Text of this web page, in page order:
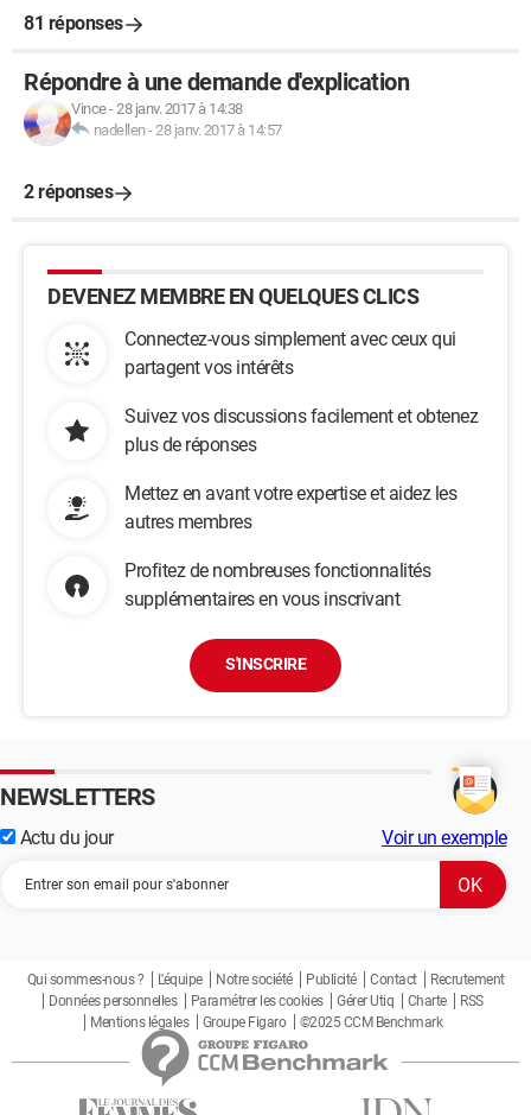
81 réponses
Répondre à une demande d'explication
Vince-28 janv. 2017 à 14:38
nadellen-28 janv. 2017 à 14:57
2 réponses
DEVENEZ MEMBRE EN QUELQUES CLICS
Connectez-vous simplement avec ceux qui
partagent vos intérêts
Suivez vos discussions facilement et obtenez
plus de réponses
Mettez en avant votre expertise et aidez les
autres membres
Profitez de nombreuses fonctionnalités
supplémentaires en vous inscrivant
S'INSCRIRE
NEWSLETTERS
Actu du jour Voir un exemple
Qui sommes-nous ? L'équipe Notre société Publicité Contact
Recrutement
Données personnelles
Paramétrer les cookies Gérer Utiq Charte
RSS
Mentions légales
Groupe Figaro ©2025 CCM Benchmark